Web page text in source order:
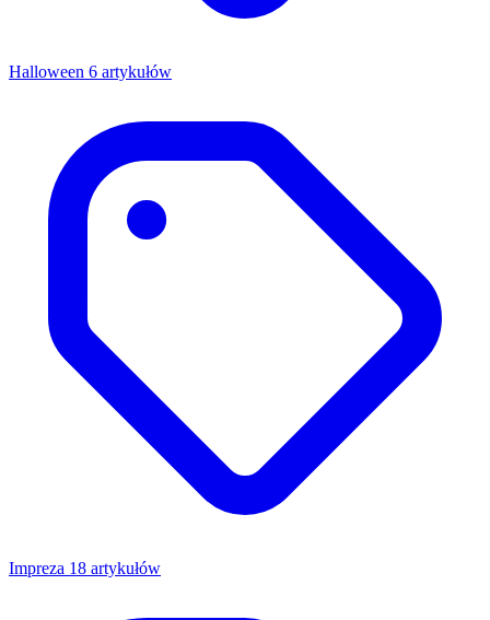
Halloween 6 artykułów
Impreza 18 artykułów